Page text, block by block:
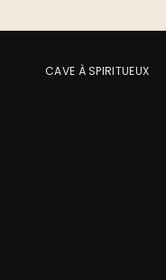
CAVE À SPIRITUEUX